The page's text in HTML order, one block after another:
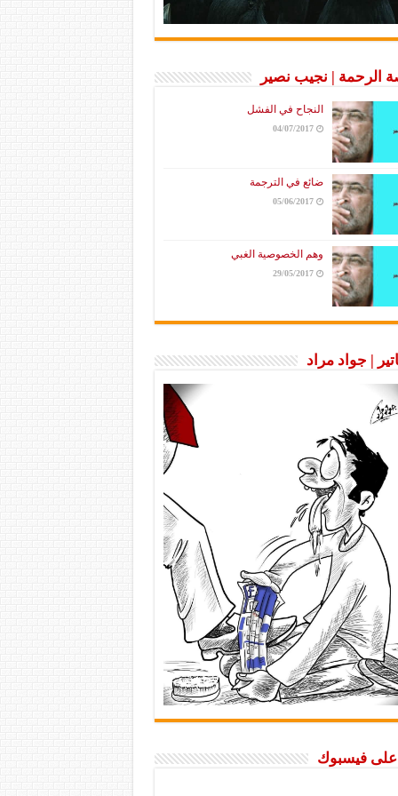
الرحمة | نجيب نصير
النجاح في الفشل
04/07/2017
ضائع في الترجمة
05/06/2017
وهم الخصوصية الغبي
29/05/2017
| جواد مراد
على فيسبوك